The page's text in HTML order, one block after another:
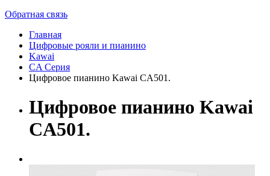
Обратная связь
Главная
Цифровые рояли и пианино
Kawai
CA Серия
Цифровое пианино Kawai CA501.
Цифровое пианино Kawai
CA501.